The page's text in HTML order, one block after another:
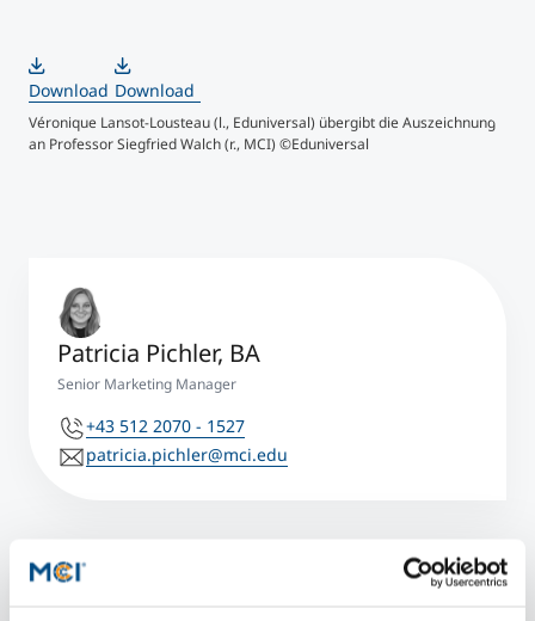
Download Download
Véronique Lansot-Lousteau (l., Eduniversal) übergibt die Auszeichnung
an Professor Siegfried Walch (r., MCI) ©Eduniversal
Patricia Pichler, BA
Senior Marketing Manager
+43 512 2070 - 1527
patricia.pichler@mci.edu
Mehr Informationen